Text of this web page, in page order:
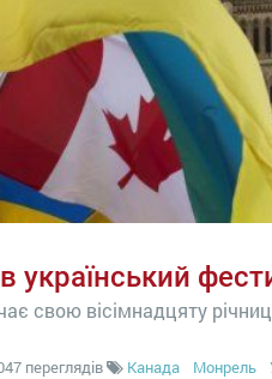
український
свою вісімнадцяту
переглядів Канада Монрель